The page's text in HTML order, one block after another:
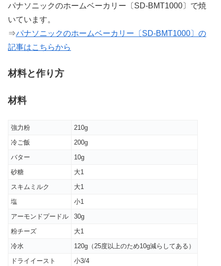
パナソニックのホームベーカリー〔SD-BMT1000〕で焼
いています。
⇒パナソニックのホームベーカリー〔SD-BMT1000〕の
記事はこちらから
材料と作り方
材料
強力粉
210g
冷ご飯
200g
バター
10g
砂糖
大1
スキムミルク
大1
塩
小1
アーモンドプードル
30g
粉チーズ
大1
冷水
120g（25度以上のため10g減らしてある）
ドライイースト
小3/4